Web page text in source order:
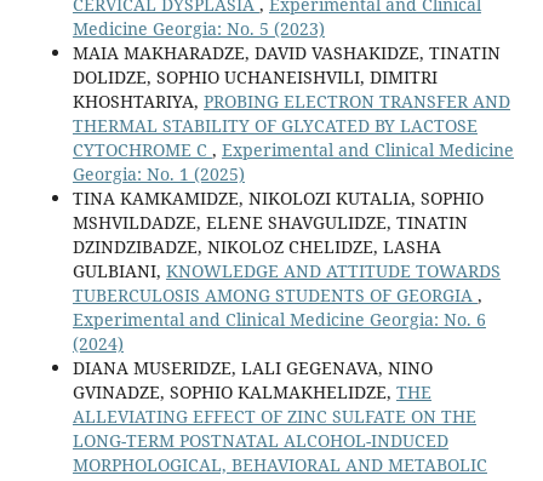
CERVICAL DYSPLASIA , Experimental and Clinical
Medicine Georgia: No. 5 (2023)
MAIA MAKHARADZE, DAVID VASHAKIDZE, TINATIN
DOLIDZE, SOPHIO UCHANEISHVILI, DIMITRI
KHOSHTARIYA, PROBING ELECTRON TRANSFER AND
THERMAL STABILITY OF GLYCATED BY LACTOSE
CYTOCHROME C , Experimental and Clinical Medicine
Georgia: No. 1 (2025)
TINA KAMKAMIDZE, NIKOLOZI KUTALIA, SOPHIO
MSHVILDADZE, ELENE SHAVGULIDZE, TINATIN
DZINDZIBADZE, NIKOLOZ CHELIDZE, LASHA
GULBIANI, KNOWLEDGE AND ATTITUDE TOWARDS
TUBERCULOSIS AMONG STUDENTS OF GEORGIA ,
Experimental and Clinical Medicine Georgia: No. 6
(2024)
DIANA MUSERIDZE, LALI GEGENAVA, NINO
GVINADZE, SOPHIO KALMAKHELIDZE, THE
ALLEVIATING EFFECT OF ZINC SULFATE ON THE
LONG-TERM POSTNATAL ALCOHOL-INDUCED
MORPHOLOGICAL, BEHAVIORAL AND METABOLIC